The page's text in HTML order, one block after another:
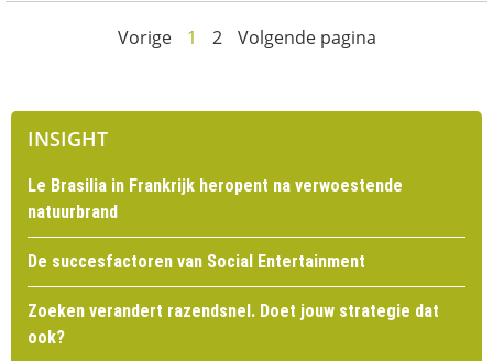
Vorige 1 2 Volgende pagina
INSIGHT
Le Brasilia in Frankrijk heropent na verwoestende
natuurbrand
De succesfactoren van Social Entertainment
Zoeken verandert razendsnel. Doet jouw strategie dat
ook?